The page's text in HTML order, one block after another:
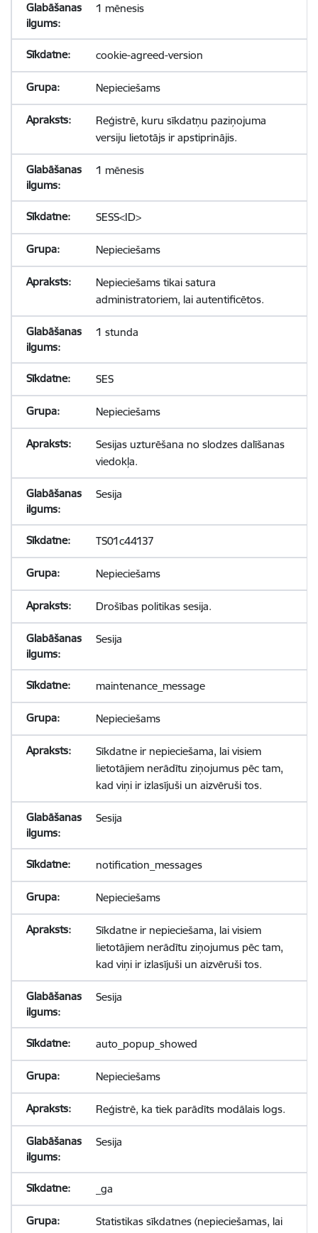
1 mēnesis
cookie-agreed-version
Nepieciešams
Reģistrē, kuru sīkdatņu paziņojuma
versiju lietotājs ir apstiprinājis.
1 mēnesis
SESS<ID>
Nepieciešams
Nepieciešams tikai satura
administratoriem, lai autentificētos.
1 stunda
SES
Nepieciešams
Sesijas uzturēšana no slodzes dalīšanas
viedokļa.
Sesija
TS01c44137
Nepieciešams
Drošības politikas sesija.
Sesija
maintenance_message
Nepieciešams
Sīkdatne ir nepieciešama, lai visiem
lietotājiem nerādītu ziņojumus pēc tam,
kad viņi ir izlasījuši un aizvēruši tos.
Sesija
notification_messages
Nepieciešams
Sīkdatne ir nepieciešama, lai visiem
lietotājiem nerādītu ziņojumus pēc tam,
kad viņi ir izlasījuši un aizvēruši tos.
Sesija
auto_popup_showed
Nepieciešams
Reģistrē, ka tiek parādīts modālais logs.
Sesija
_ga
Statistikas sīkdatnes (nepieciešamas, lai